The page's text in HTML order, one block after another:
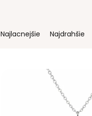
Najlacnejšie Najdrahšie